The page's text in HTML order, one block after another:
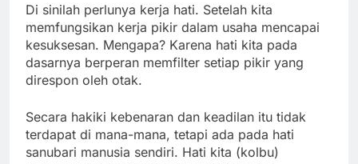
Di sinilah perlunya kerja hati. Setelah kita
memfungsikan kerja pikir dalam usaha mencapai
kesuksesan. Mengapa? Karena hati kita pada
dasarnya berperan memfilter setiap pikir yang
direspon oleh otak.
Secara hakiki kebenaran dan keadilan itu tidak
terdapat di mana-mana, tetapi ada pada hati
sanubari manusia sendiri. Hati kita (kolbu)